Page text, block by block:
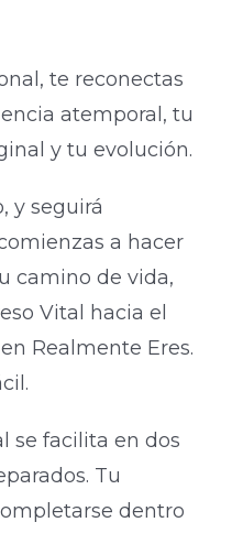
te reconectas
atemporal, tu
y tu evolución.
y seguirá
a hacer
camino de vida,
Vital hacia el
Realmente Eres.
se facilita en dos
Tu
dentro